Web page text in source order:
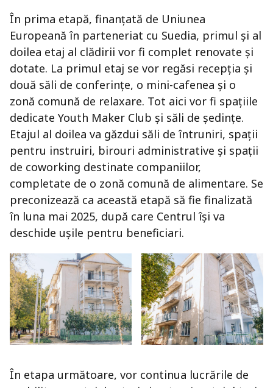
În prima etapă, finanțată de Uniunea
Europeană în parteneriat cu Suedia, primul și al
doilea etaj al clădirii vor fi complet renovate și
dotate. La primul etaj se vor regăsi recepția și
două săli de conferințe, o mini-cafenea și o
zonă comună de relaxare. Tot aici vor fi spațiile
dedicate Youth Maker Club și săli de ședințe.
Etajul al doilea va găzdui săli de întruniri, spații
pentru instruiri, birouri administrative și spații
de coworking destinate companiilor,
completate de o zonă comună de alimentare. Se
preconizează ca această etapă să fie finalizată
în luna mai 2025, după care Centrul își va
deschide ușile pentru beneficiari.
În etapa următoare, vor continua lucrările de